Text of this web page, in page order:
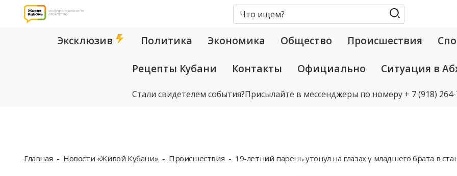
Эксклюзив Политика Экономика Общество Происшествия
Рецепты Кубани Контакты Официально Ситуация в
Стали свидетелем события?Присылайте в мессенджеры по номеру + 7 (918)
Главная Новости «Живой Кубани» Происшествия 19-летний парень утонул на глазах у младшего брата в